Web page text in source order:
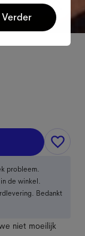
probleem.
de winkel.
Bedankt
niet moeilijk
Verder